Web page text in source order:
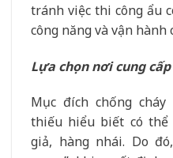
tránh việc thi công ẩu
công năng và vận hành
Lựa chọn nơi cung
Mục đích chống
thiếu hiểu biết có thể
giả, hàng nhái. Do